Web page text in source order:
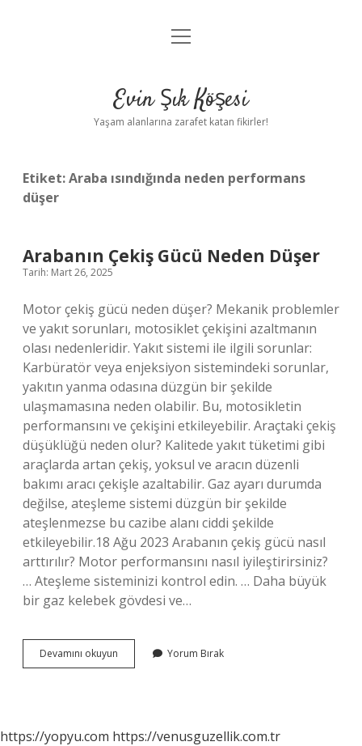
Anasayfa
Yasal Uyarı
menüyü
Evin Şık Köşesi
Yaşam alanlarına zarafet katan fikirler!
Etiket:Araba ısındığında neden performans
düşer
Arabanın Çekiş Gücü Neden Düşer
Tarih: Mart 26, 2025
Motor çekiş gücü neden düşer? Mekanik problemler
ve yakıt sorunları, motosiklet çekişini azaltmanın
olası nedenleridir. Yakıt sistemi ile ilgili sorunlar:
Karbüratör veya enjeksiyon sistemindeki sorunlar,
yakıtın yanma odasına düzgün bir şekilde
ulaşmamasına neden olabilir. Bu, motosikletin
performansını ve çekişini etkileyebilir. Araçtaki çekiş
düşüklüğü neden olur? Kalitede yakıt tüketimi gibi
araçlarda artan çekiş, yoksul ve aracın düzenli
bakımı aracı çekişle azaltabilir. Gaz ayarı durumda
değilse, ateşleme sistemi düzgün bir şekilde
ateşlenmezse bu cazibe alanı ciddi şekilde
etkileyebilir.18 Ağu 2023 Arabanın çekiş gücü nasıl
arttırılır? Motor performansını nasıl iyileştirirsiniz?
… Ateşleme sisteminizi kontrol edin. … Daha büyük
bir gaz kelebek gövdesi ve…
Devamını okuyun Arabanın
Çekiş
Yorum Bırak
https://yopyu.com https://venusguzellik.com.tr